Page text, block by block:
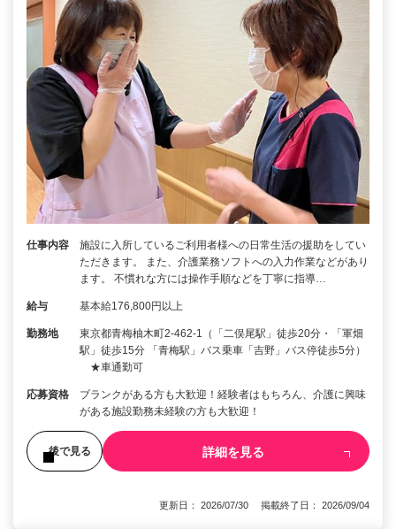
仕事内容
施設に入所しているご利用者様への日常生活の援助をしてい
ただきます。 また、介護業務ソフトへの入力作業などがあり
ます。 不慣れな方には操作手順などを丁寧に指導…
給与 基本給176,800円以上
勤務地
東京都青梅柚木町2-462-1（「二俣尾駅」徒歩20分・「軍畑
駅」徒歩15分 「青梅駅」バス乗車「吉野」バス停徒歩5分）
★車通勤可
応募資格
ブランクがある方も大歓迎！経験者はもちろん、介護に興味
がある施設勤務未経験の方も大歓迎！
後で見る 詳細を見る
更新日： 2026/07/30 掲載終了日： 2026/09/04